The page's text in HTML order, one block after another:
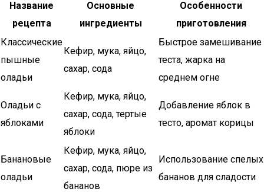
Название
рецепта
Основные
ингредиенты
Особенности
приготовления
Классические
пышные
оладьи
Кефир, мука, яйцо,
сахар, сода
Быстрое замешивание
теста, жарка на
среднем огне
Оладьи с
яблоками
Кефир, мука, яйцо,
сахар, сода, тертые
яблоки
Добавление яблок в
тесто, аромат корицы
Банановые
оладьи
Кефир, мука, яйцо,
сахар, сода, пюре из
бананов
Использование спелых
бананов для сладости